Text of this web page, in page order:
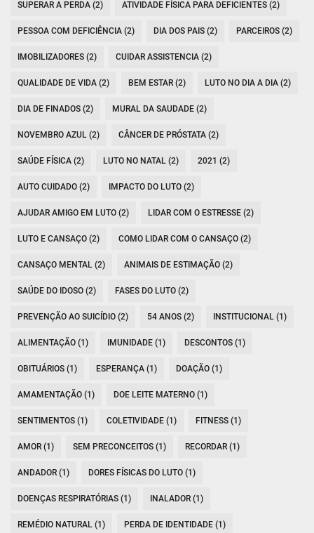
SUPERAR A PERDA (2) ATIVIDADE FÍSICA PARA DEFICIENTES (2)
PESSOA COM DEFICIÊNCIA (2) DIA DOS PAIS (2) PARCEIROS (2)
IMOBILIZADORES (2) CUIDAR ASSISTENCIA (2)
QUALIDADE DE VIDA (2) BEM ESTAR (2) LUTO NO DIA A DIA (2)
DIA DE FINADOS (2) MURAL DA SAUDADE (2)
NOVEMBRO AZUL (2) CÂNCER DE PRÓSTATA (2)
SAÚDE FÍSICA (2) LUTO NO NATAL (2) 2021 (2)
AUTO CUIDADO (2) IMPACTO DO LUTO (2)
AJUDAR AMIGO EM LUTO (2) LIDAR COM O ESTRESSE (2)
LUTO E CANSAÇO (2) COMO LIDAR COM O CANSAÇO (2)
CANSAÇO MENTAL (2) ANIMAIS DE ESTIMAÇÃO (2)
SAÚDE DO IDOSO (2) FASES DO LUTO (2)
PREVENÇÃO AO SUICÍDIO (2) 54 ANOS (2) INSTITUCIONAL (1)
ALIMENTAÇÃO (1) IMUNIDADE (1) DESCONTOS (1)
OBITUÁRIOS (1) ESPERANÇA (1) DOAÇÃO (1)
AMAMENTAÇÃO (1) DOE LEITE MATERNO (1)
SENTIMENTOS (1) COLETIVIDADE (1) FITNESS (1)
AMOR (1) SEM PRECONCEITOS (1) RECORDAR (1)
ANDADOR (1) DORES FÍSICAS DO LUTO (1)
DOENÇAS RESPIRATÓRIAS (1) INALADOR (1)
REMÉDIO NATURAL (1) PERDA DE IDENTIDADE (1)